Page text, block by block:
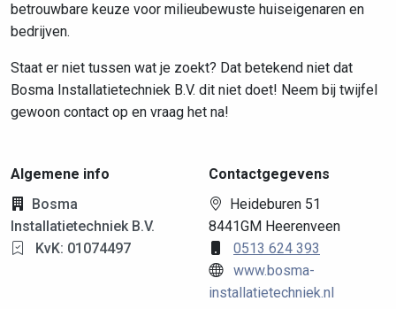
betrouwbare keuze voor milieubewuste huiseigenaren en
bedrijven.
Staat er niet tussen wat je zoekt? Dat betekend niet dat
Bosma Installatietechniek B.V. dit niet doet! Neem bij twijfel
gewoon contact op en vraag het na!
Algemene info
Bosma
Installatietechniek B.V.
KvK: 01074497
Contactgegevens
Heideburen 51
8441GM Heerenveen
0513 624 393
www.bosma-
installatietechniek.nl